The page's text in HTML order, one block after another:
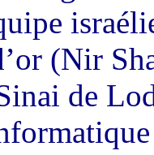
(Nir
de